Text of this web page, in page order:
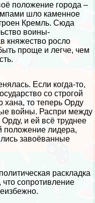
положение города –
шло каменное
Кремль. Сюда
воины-
княжество росло
проще и легче, чем
Если когда-то,
со строгой
хана, то теперь Орду
войны. Распри между
и ей всё труднее
положение лидера,
завоёванные
раскладка
что сопротивление